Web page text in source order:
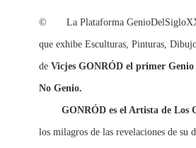
© La Plataforma
que exhibe Esculturas, Pinturas,
de Vicjes GONRÓD el primer
No Genio.
GONRÓD es el Artista de Los
los milagros de las revelaciones de su